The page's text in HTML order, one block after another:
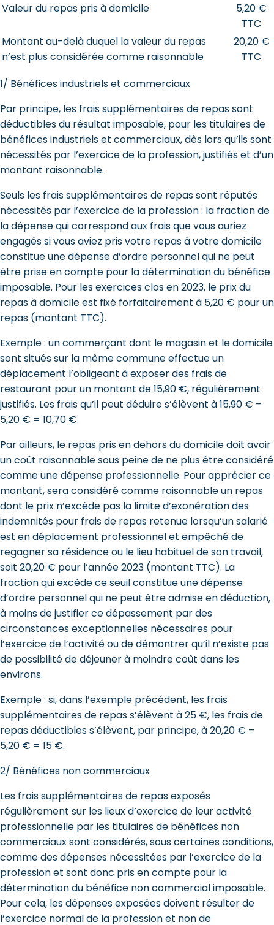
Valeur du repas pris à domicile
5,20 €
TTC
Montant au-delà duquel la valeur du repas
n’est plus considérée comme raisonnable
20,20 €
TTC
1/ Bénéfices industriels et commerciaux
Par principe, les frais supplémentaires de repas sont
déductibles du résultat imposable, pour les titulaires de
bénéfices industriels et commerciaux, dès lors qu’ils sont
nécessités par l’exercice de la profession, justifiés et d’un
montant raisonnable.
Seuls les frais supplémentaires de repas sont réputés
nécessités par l’exercice de la profession : la fraction de
la dépense qui correspond aux frais que vous auriez
engagés si vous aviez pris votre repas à votre domicile
constitue une dépense d’ordre personnel qui ne peut
être prise en compte pour la détermination du bénéfice
imposable. Pour les exercices clos en 2023, le prix du
repas à domicile est fixé forfaitairement à 5,20 € pour un
repas (montant TTC).
Exemple : un commerçant dont le magasin et le domicile
sont situés sur la même commune effectue un
déplacement l’obligeant à exposer des frais de
restaurant pour un montant de 15,90 €, régulièrement
justifiés. Les frais qu’il peut déduire s’élèvent à 15,90 € –
5,20 € = 10,70 €.
Par ailleurs, le repas pris en dehors du domicile doit avoir
un coût raisonnable sous peine de ne plus être considéré
comme une dépense professionnelle. Pour apprécier ce
montant, sera considéré comme raisonnable un repas
dont le prix n’excède pas la limite d’exonération des
indemnités pour frais de repas retenue lorsqu’un salarié
est en déplacement professionnel et empêché de
regagner sa résidence ou le lieu habituel de son travail,
soit 20,20 € pour l’année 2023 (montant TTC). La
fraction qui excède ce seuil constitue une dépense
d’ordre personnel qui ne peut être admise en déduction,
à moins de justifier ce dépassement par des
circonstances exceptionnelles nécessaires pour
l’exercice de l’activité ou de démontrer qu’il n’existe pas
de possibilité de déjeuner à moindre coût dans les
environs.
Exemple : si, dans l’exemple précédent, les frais
supplémentaires de repas s’élèvent à 25 €, les frais de
repas déductibles s’élèvent, par principe, à 20,20 € –
5,20 € = 15 €.
2/ Bénéfices non commerciaux
Les frais supplémentaires de repas exposés
régulièrement sur les lieux d’exercice de leur activité
professionnelle par les titulaires de bénéfices non
commerciaux sont considérés, sous certaines conditions,
comme des dépenses nécessitées par l’exercice de la
profession et sont donc pris en compte pour la
détermination du bénéfice non commercial imposable.
Pour cela, les dépenses exposées doivent résulter de
l’exercice normal de la profession et non de